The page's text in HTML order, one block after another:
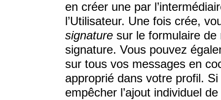
en créer une par
l’Utilisateur. Une fois crée,
signature sur le formulaire de
signature. Vous pouvez
sur tous vos messages en
approprié dans votre profil.
empêcher l’ajout individuel